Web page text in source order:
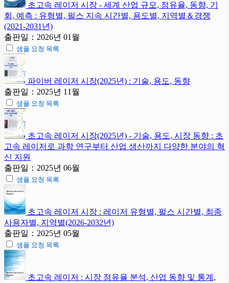
초고속 레이저 시장 - 세계 산업 규모, 점유율, 동향, 기
회, 예측 : 유형별, 펄스 지속 시간별, 용도별, 지역별＆경쟁
(2021-2031년)
출판일：2026년 01월
샘플 요청 목록
파이버 레이저 시장(2025년) : 기술, 용도, 동향
출판일：2025년 11월
샘플 요청 목록
초고속 레이저 시장(2025년) - 기술, 용도, 시장 동향 : 초
고속 레이저로 과학 연구부터 산업 생산까지 다양한 분야의 혁
신 지원
출판일：2025년 06월
샘플 요청 목록
초고속 레이저 시장 : 레이저 유형별, 펄스 시간별, 최종
사용자별, 지역별(2026-2032년)
출판일：2025년 05월
샘플 요청 목록
초고속 레이저 : 시장 점유율 분석, 산업 동향 및 통계,